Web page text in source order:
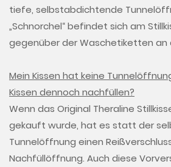
tiefe, selbstabdichtende
„Schnorchel“ befindet sich am
gegenüber der Waschetiketten an
Mein Kissen hat keine
Kissen dennoch nachfüllen?
Wenn das Original Theraline
gekauft wurde, hat es statt der
Tunnelöffnung einen
Nachfüllöffnung. Auch diese